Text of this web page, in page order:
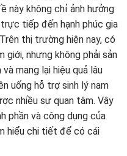
này không chỉ ảnh hưởng
tiếp đến hạnh phúc gia
thị trường hiện nay, có
giới, nhưng không phải sản
mang lại hiệu quả lâu
uống hỗ trợ sinh lý nam
nhiều sự quan tâm. Vậy
phần và công dụng của
hiểu chi tiết để có cái